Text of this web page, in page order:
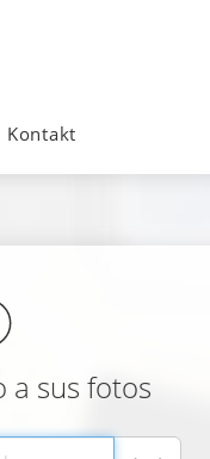
Kontakt
a sus fotos